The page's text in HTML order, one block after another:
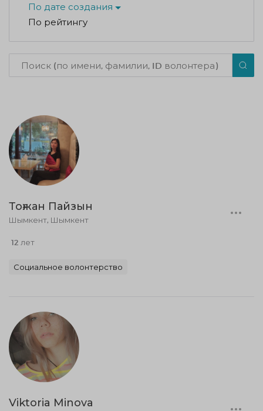
По дате создания
По рейтингу
Тоғжан Пайзын
Шымкент, Шымкент
12 лет
Социальное волонтерство
Viktoria Minova